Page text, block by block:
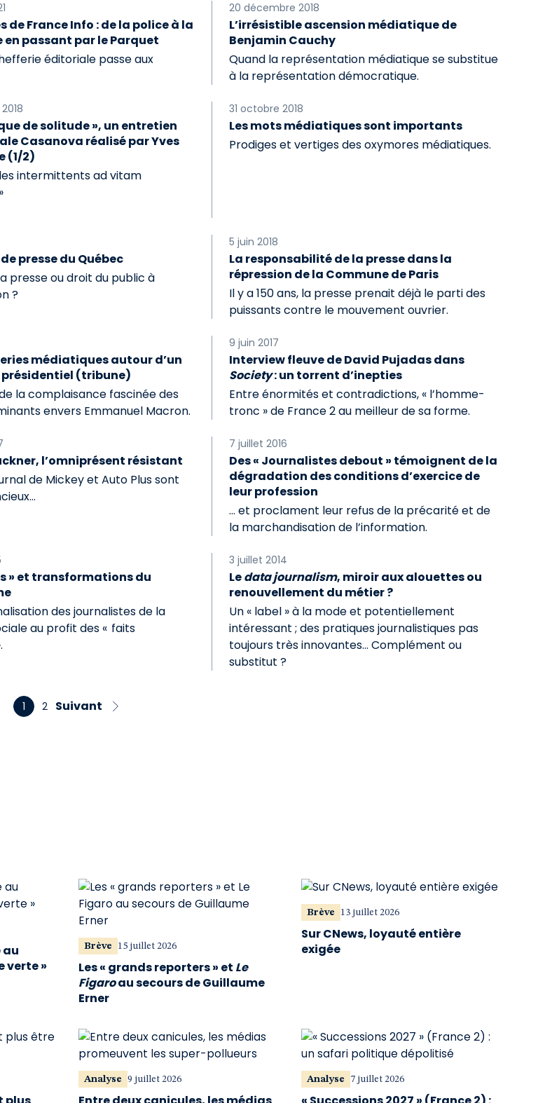
de France Info : de la police à la
passant par le Parquet
éditoriale passe aux
20 décembre 2018
L’irrésistible ascension médiatique de
Benjamin Cauchy
Quand la représentation médiatique se substitue
à la représentation démocratique.
de solitude », un entretien
Casanova réalisé par Yves
(1/2)
intermittents ad vitam
31 octobre 2018
Les mots médiatiques sont importants
Prodiges et vertiges des oxymores médiatiques.
presse du Québec
presse ou droit du public à
?
5 juin 2018
La responsabilité de la presse dans la
répression de la Commune de Paris
Il y a 150 ans, la presse prenait déjà le parti des
puissants contre le mouvement ouvrier.
médiatiques autour d’un
(tribune)
la complaisance fascinée des
envers Emmanuel Macron.
9 juin 2017
Interview fleuve de David Pujadas dans
Society: un torrent d’inepties
Entre énormités et contradictions, « l’homme-
tronc » de France 2 au meilleur de sa forme.
l’omniprésent résistant
de Mickey et Auto Plus sont
7 juillet 2016
Des « Journalistes debout » témoignent de la
dégradation des conditions d’exercice de
leur profession
… et proclament leur refus de la précarité et de
la marchandisation de l’information.
» et transformations du
des journalistes de la
au profit des « faits
3 juillet 2014
Ledata journalism, miroir aux alouettes ou
renouvellement du métier ?
Un « label » à la mode et potentiellement
intéressant ; des pratiques journalistiques pas
toujours très innovantes… Complément ou
substitut ?
1 2 Suivant
au
verte »
Brève 15 juillet 2026
Les « grands reporters » et Le
Figaroau secours de Guillaume
Erner
Brève 13 juillet 2026
Sur CNews, loyauté entière
exigée
Analyse 9 juillet 2026 Analyse 7 juillet 2026